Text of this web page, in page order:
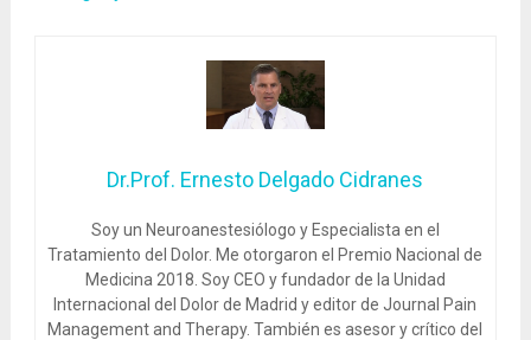
Dr.Prof. Ernesto Delgado Cidranes
Soy un Neuroanestesiólogo y Especialista en el
Tratamiento del Dolor. Me otorgaron el Premio Nacional de
Medicina 2018. Soy CEO y fundador de la Unidad
Internacional del Dolor de Madrid y editor de Journal Pain
Management and Therapy. También es asesor y crítico del